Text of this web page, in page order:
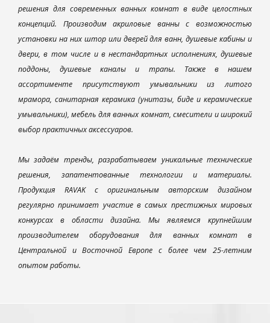
решения для современных ванных комнат в виде целостных
концепций. Производим акриловые ванны с возможностью
установки на них штор или дверей для ванн, душевые кабины и
двери, в том числе и в нестандартных исполнениях, душевые
поддоны, душевые каналы и трапы. Также в нашем
ассортименте присутствуют умывальники из литого
мрамора, санитарная керамика (унитазы, биде и керамические
умывальники), мебель для ванных комнат, смесители и широкий
выбор практичных аксессуаров.
Мы задаём тренды, разрабатываем уникальные технические
решения, запатентованные технологии и материалы.
Продукция RAVAK с оригинальным авторским дизайном
регулярно принимает участие в самых престижных мировых
конкурсах в области дизайна. Мы являемся крупнейшим
производителем оборудования для ванных комнат в
Центральной и Восточной Европе с более чем 25-летним
опытом работы.